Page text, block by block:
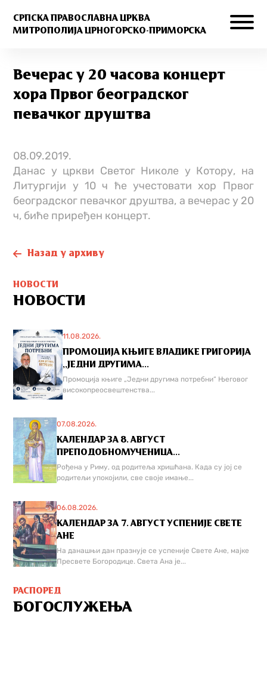
СРПСКА ПРАВОСЛАВНА ЦРКВА
МИТРОПОЛИЈА ЦРНОГОРСКО-ПРИМОРСКА
Вечерас у 20 часова концерт
хора Првог београдског
певачког друштва
08.09.2019.
Данас у цркви Светог Николе у Котору, на
Литургији у 10 ч ће учестовати хор Првог
београдског певачког друштва, а вечерас у 20
ч, биће приређен концерт.
Назад у архиву
НОВОСТИ
НОВОСТИ
11.08.2026.
ПРОМОЦИЈА КЊИГЕ ВЛАДИКЕ ГРИГОРИЈА
,,ЈЕДНИ ДРУГИМА...
Промоција књиге „Једни другима потребни“ Његовог
високопреосвештенства...
07.08.2026.
КАЛЕНДАР ЗА 8. АВГУСТ
ПРЕПОДОБНОМУЧЕНИЦА...
Рођена у Риму, од родитеља хришћана. Када су јој се
родитељи упокојили, све своје имање...
06.08.2026.
КАЛЕНДАР ЗА 7. АВГУСТ УСПЕНИЈЕ СВЕТЕ
АНЕ
На данашњи дан празнује се успеније Свете Ане, мајке
Пресвете Богородице. Света Ана је...
РАСПОРЕД
БОГОСЛУЖЕЊА